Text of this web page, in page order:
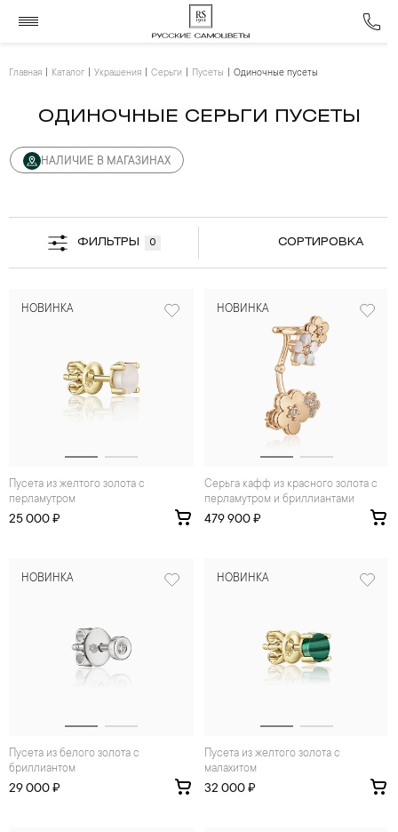
Главная Каталог Украшения Серьги Пусеты Одиночные пусеты
ОДИНОЧНЫЕ СЕРЬГИ ПУСЕТЫ
НАЛИЧИЕ В МАГАЗИНАХ
ФИЛЬТРЫ 0 СОРТИРОВКА
НОВИНКА
Пусета из желтого золота с
перламутром
25 000 ₽
НОВИНКА
Серьга кафф из красного золота с
перламутром и бриллиантами
479 900 ₽
НОВИНКА
Пусета из белого золота с
бриллиантом
29 000 ₽
НОВИНКА
Пусета из желтого золота с
малахитом
32 000 ₽